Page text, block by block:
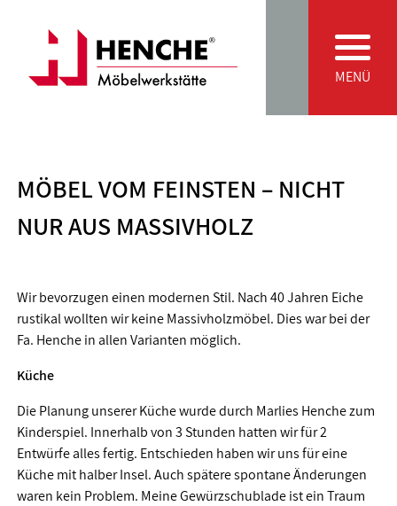
Main Navigation MENÜ
MÖBEL VOM FEINSTEN – NICHT
NUR AUS MASSIVHOLZ
Wir bevorzugen einen modernen Stil. Nach 40 Jahren Eiche
rustikal wollten wir keine Massivholzmöbel. Dies war bei der
Fa. Henche in allen Varianten möglich.
Küche
Die Planung unserer Küche wurde durch Marlies Henche zum
Kinderspiel. Innerhalb von 3 Stunden hatten wir für 2
Entwürfe alles fertig. Entschieden haben wir uns für eine
Küche mit halber Insel. Auch spätere spontane Änderungen
waren kein Problem. Meine Gewürzschublade ist ein Traum